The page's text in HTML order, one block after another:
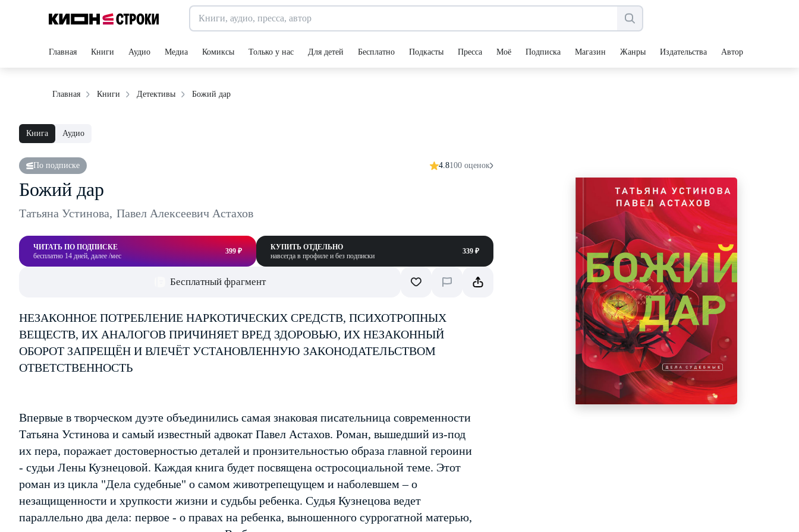
Главная Книги Аудио Медиа Комиксы Только у нас Для детей Бесплатно Подкасты Пресса Моё Подписка Магазин Жанры Издательства Авторы
Главная Книги Детективы Божий дар
Книга Аудио
По подписке 4.8100 оценок
Божий дар
Татьяна Устинова, Павел Алексеевич Астахов
ЧИТАТЬ ПО ПОДПИСКЕ
бесплатно 14 дней, далее /мес
399 ₽
КУПИТЬ ОТДЕЛЬНО
навсегда в профиле и без подписки
339 ₽
Бесплатный фрагмент
НЕЗАКОННОЕ ПОТРЕБЛЕНИЕ НАРКОТИЧЕСКИХ СРЕДСТВ, ПСИХОТРОПНЫХ
ВЕЩЕСТВ, ИХ АНАЛОГОВ ПРИЧИНЯЕТ ВРЕД ЗДОРОВЬЮ, ИХ НЕЗАКОННЫЙ
ОБОРОТ ЗАПРЕЩЁН И ВЛЕЧЁТ УСТАНОВЛЕННУЮ ЗАКОНОДАТЕЛЬСТВОМ
ОТВЕТСТВЕННОСТЬ
Впервые в творческом дуэте объединились самая знаковая писательница современности
Татьяна Устинова и самый известный адвокат Павел Астахов. Роман, вышедший из-под
их пера, поражает достоверностью деталей и пронзительностью образа главной героини
- судьи Лены Кузнецовой. Каждая книга будет посвящена остросоциальной теме. Этот
роман из цикла "Дела судебные" о самом животрепещущем и наболевшем – о
незащищенности и хрупкости жизни и судьбы ребенка. Судья Кузнецова ведет
параллельно два дела: первое - о правах на ребенка, выношенного суррогатной матерью,